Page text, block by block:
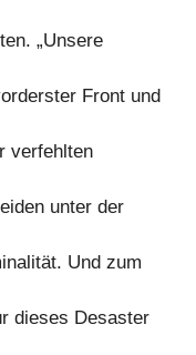
„Unsere
Front und
verfehlten
unter der
Und zum
dieses Desaster